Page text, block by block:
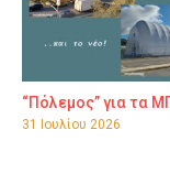
“Πόλεμος” για τα
31 Ιουλίου 2026